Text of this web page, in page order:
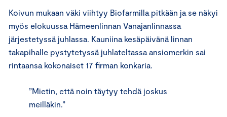
Koivun mukaan väki viihtyy Biofarmilla pitkään ja se näkyi
myös elokuussa Hämeenlinnan Vanajanlinnassa
järjestetyssä juhlassa. Kauniina kesäpäivänä linnan
takapihalle pystytetyssä juhlateltassa ansiomerkin sai
rintaansa kokonaiset 17 firman konkaria.
”Mietin, että noin täytyy tehdä joskus
meilläkin.”